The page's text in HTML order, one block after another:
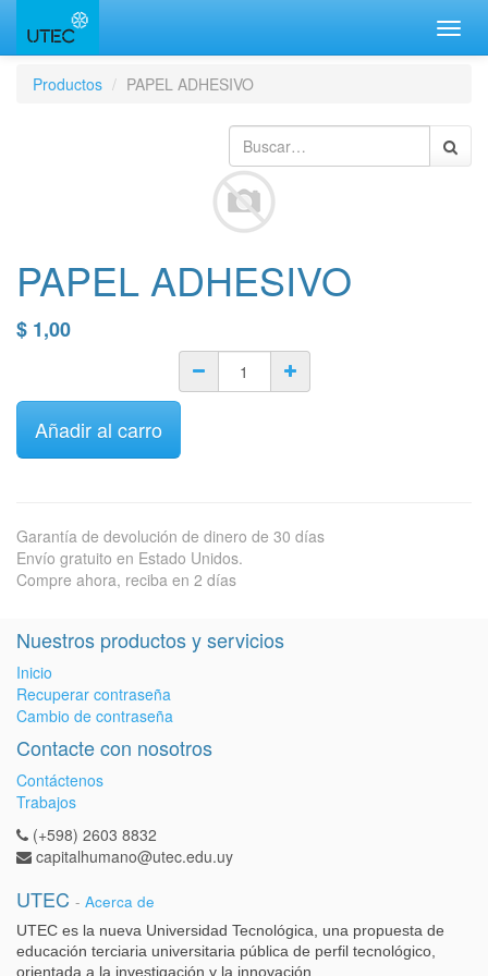
Productos
PAPEL ADHESIVO
PAPEL ADHESIVO
$ 1,00
Añadir al carro
Garantía de devolución de dinero de 30 días
Envío gratuito en Estado Unidos.
Compre ahora, reciba en 2 días
Nuestros productos y servicios
Inicio
Recuperar contraseña
Cambio de contraseña
Contacte con nosotros
Contáctenos
Trabajos
(+598) 2603 8832
capitalhumano@utec.edu.uy
UTEC - Acerca de
UTEC es la nueva Universidad Tecnológica, una propuesta de
educación terciaria universitaria pública de perfil tecnológico,
orientada a la investigación y la innovación.